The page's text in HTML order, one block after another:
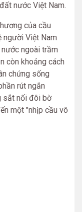
nước Việt Nam.
của cầu
người Việt Nam
ngoài trầm
còn khoảng cách
chứng sống
rút ngắn
sắt nối đôi bờ
một "nhịp cầu vô